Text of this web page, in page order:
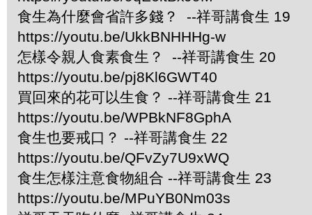
食生為什麼會省許多錢？ --祥哥講食生 19
https://youtu.be/UkkBNHHHg-w
怎樣令親人食素食生？ --祥哥講食生 20
https://youtu.be/pj8Kl6GWT40
買回來的花可以生食？ --祥哥講食生 21
https://youtu.be/WPBkNF8GphA
食生也要戒口？ --祥哥講食生 22
https://youtu.be/QFvZy7U9xWQ
食生怎樣注意食物組合 --祥哥講食生 23
https://youtu.be/MPuYB0Nm03s